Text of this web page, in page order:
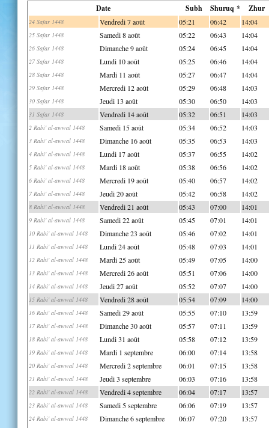
Date Subh Shuruq * Zhur
24 Safar 1448 Vendredi 7 août 05:21 06:42 14:04
25 Safar 1448 Samedi 8 août 05:22 06:43 14:04
26 Safar 1448 Dimanche 9 août 05:24 06:45 14:04
27 Safar 1448 Lundi 10 août 05:25 06:46 14:04
28 Safar 1448 Mardi 11 août 05:27 06:47 14:04
29 Safar 1448 Mercredi 12 août 05:29 06:48 14:03
30 Safar 1448 Jeudi 13 août 05:30 06:50 14:03
31 Safar 1448 Vendredi 14 août 05:32 06:51 14:03
2 Rabi' al-awwal 1448 Samedi 15 août 05:34 06:52 14:03
3 Rabi' al-awwal 1448 Dimanche 16 août 05:35 06:53 14:03
4 Rabi' al-awwal 1448 Lundi 17 août 05:37 06:55 14:02
5 Rabi' al-awwal 1448 Mardi 18 août 05:38 06:56 14:02
6 Rabi' al-awwal 1448 Mercredi 19 août 05:40 06:57 14:02
7 Rabi' al-awwal 1448 Jeudi 20 août 05:42 06:58 14:02
8 Rabi' al-awwal 1448 Vendredi 21 août 05:43 07:00 14:01
9 Rabi' al-awwal 1448 Samedi 22 août 05:45 07:01 14:01
10 Rabi' al-awwal 1448 Dimanche 23 août 05:46 07:02 14:01
11 Rabi' al-awwal 1448 Lundi 24 août 05:48 07:03 14:01
12 Rabi' al-awwal 1448 Mardi 25 août 05:49 07:05 14:00
13 Rabi' al-awwal 1448 Mercredi 26 août 05:51 07:06 14:00
14 Rabi' al-awwal 1448 Jeudi 27 août 05:52 07:07 14:00
15 Rabi' al-awwal 1448 Vendredi 28 août 05:54 07:09 14:00
16 Rabi' al-awwal 1448 Samedi 29 août 05:55 07:10 13:59
17 Rabi' al-awwal 1448 Dimanche 30 août 05:57 07:11 13:59
18 Rabi' al-awwal 1448 Lundi 31 août 05:58 07:12 13:59
19 Rabi' al-awwal 1448 Mardi 1 septembre 06:00 07:14 13:58
20 Rabi' al-awwal 1448 Mercredi 2 septembre 06:01 07:15 13:58
21 Rabi' al-awwal 1448 Jeudi 3 septembre 06:03 07:16 13:58
22 Rabi' al-awwal 1448 Vendredi 4 septembre 06:04 07:17 13:57
23 Rabi' al-awwal 1448 Samedi 5 septembre 06:06 07:19 13:57
24 Rabi' al-awwal 1448 Dimanche 6 septembre 06:07 07:20 13:57